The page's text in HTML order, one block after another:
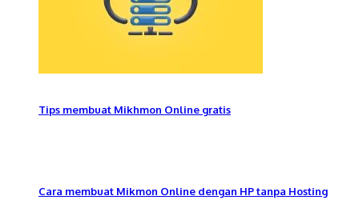
Tips membuat Mikhmon Online gratis
Cara membuat Mikmon Online dengan HP tanpa Hosting